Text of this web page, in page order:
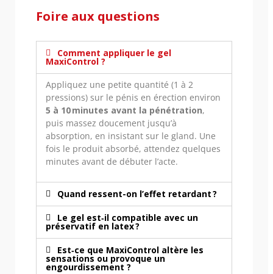
Foire aux questions
Comment appliquer le gel
MaxiControl ?
Appliquez une petite quantité (1 à 2
pressions) sur le pénis en érection environ
5 à 10 minutes avant la pénétration,
puis massez doucement jusqu’à
absorption, en insistant sur le gland. Une
fois le produit absorbé, attendez quelques
minutes avant de débuter l’acte.
Quand ressent-on l’effet retardant ?
Le gel est‐il compatible avec un
préservatif en latex ?
Est‐ce que MaxiControl altère les
sensations ou provoque un
engourdissement ?